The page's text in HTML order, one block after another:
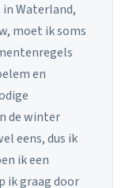
Waterland,
moet ik soms
en
de winter
eens, dus ik
ik een
ik graag door